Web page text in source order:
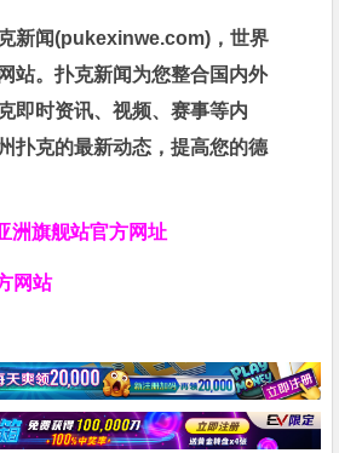
新闻(pukexinwe.com)，世界
站。扑克新闻为您整合国内外
即时资讯、视频、赛事等内
扑克的最新动态，提高您的德
洲旗舰站官方网址
网站